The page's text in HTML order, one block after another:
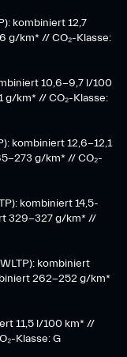
kombiniert 12,7
g/km* // CO₂-Klasse:
10,6-9,7 l/100
g/km* ​// CO₂-Klasse:
kombiniert 12,6-12,1
273 g/km*​ // CO₂-
kombiniert 14,5-
329-327 g/km* //
kombiniert
262-252 g/km*
11,5 l/100 km* //
Klasse: G